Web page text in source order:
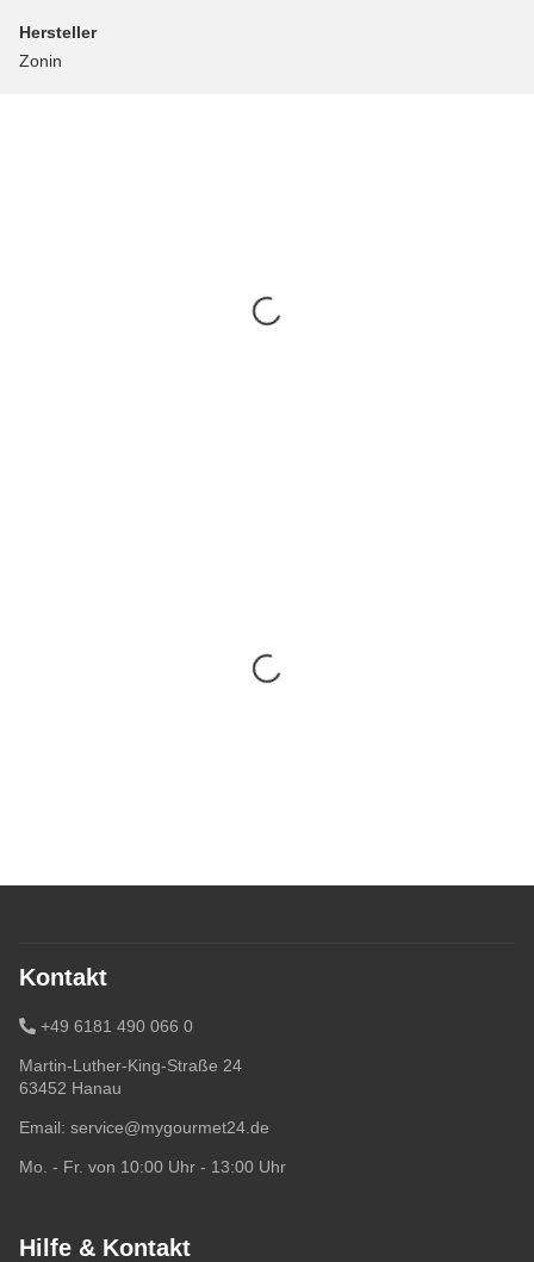
Hersteller
Zonin
Kontakt
+49 6181 490 066 0
Martin-Luther-King-Straße 24
63452 Hanau
Email: service@mygourmet24.de
Mo. - Fr. von 10:00 Uhr - 13:00 Uhr
Hilfe & Kontakt